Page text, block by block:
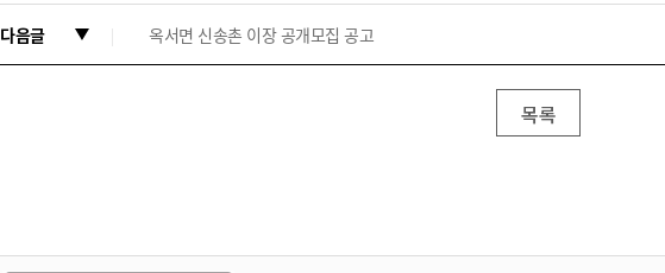
다음글 옥서면 신송촌 이장 공개모집 공고
목록